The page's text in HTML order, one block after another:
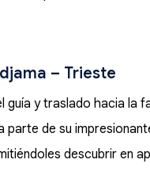
– Trieste
guía y traslado hacia la
parte de su
descubrir en